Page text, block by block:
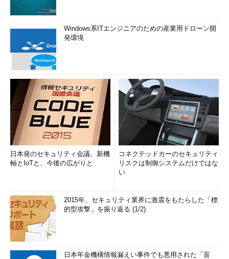
Windows系ITエンジニアのための産業用ドローン開
発環境
日本発のセキュリティ会議、新機
軸とIoTと、今後の広がりと
コネクテッドカーのセキュリティ
リスクは制御システムだけではな
い
2015年、セキュリティ業界に激震をもたらした「標
的型攻撃」を振り返る (1/2)
日本年金機構情報漏えい事件でも悪用された「盲